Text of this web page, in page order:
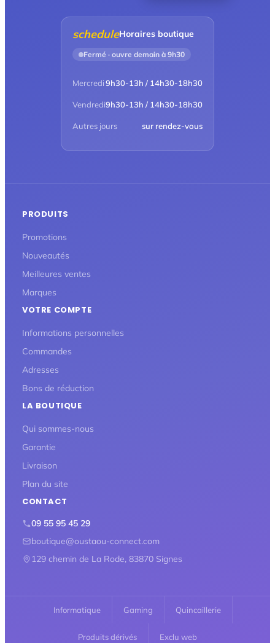
scheduleHoraires boutique
Fermé · ouvre demain à 9h30
Mercredi9h30-13h / 14h30-18h30
Vendredi9h30-13h / 14h30-18h30
Autres jours sur rendez-vous
PRODUITS
Promotions
Nouveautés
Meilleures ventes
Marques
VOTRE COMPTE
Informations personnelles
Commandes
Adresses
Bons de réduction
LA BOUTIQUE
Qui sommes-nous
Garantie
Livraison
Plan du site
CONTACT
09 55 95 45 29
boutique@oustaou-connect.com
129 chemin de La Rode, 83870 Signes
Informatique Gaming Quincaillerie
Produits dérivés Exclu web